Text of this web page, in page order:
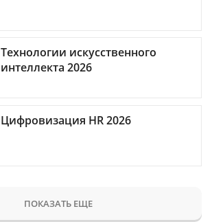
Технологии искусственного
интеллекта 2026
Цифровизация HR 2026
ПОКАЗАТЬ ЕЩЕ